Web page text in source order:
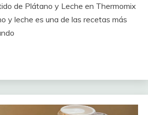
de Plátano y Leche en Thermomix
y leche es una de las recetas más